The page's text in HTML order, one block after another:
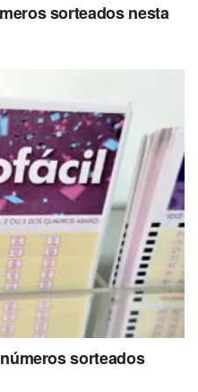
sorteados nesta
sorteados